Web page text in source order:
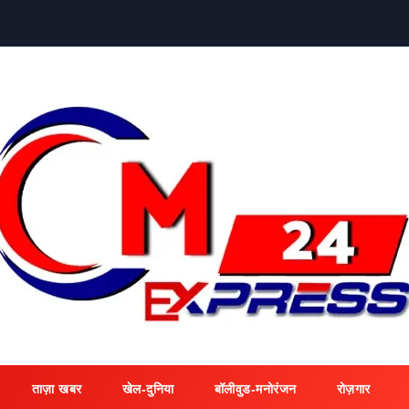
ताज़ा खबर खेल-दुनिया बॉलीवुड-मनोरंजन रोज़गार